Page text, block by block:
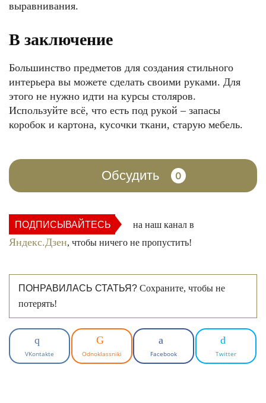
выравнивания.
В заключение
Большинство предметов для создания стильного
интерьера вы можете сделать своими руками. Для
этого не нужно идти на курсы столяров.
Используйте всё, что есть под рукой – запасы
коробок и картона, кусочки ткани, старую мебель.
Обсудить 0
ПОДПИСЫВАЙТЕСЬ на наш канал в
Яндекс.Дзен, чтобы ничего не пропустить!
ПОНРАВИЛАСЬ СТАТЬЯ? Сохраните, чтобы не
потерять!
VKontakte Odnoklassniki Facebook Twitter